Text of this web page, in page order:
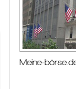
Meine-